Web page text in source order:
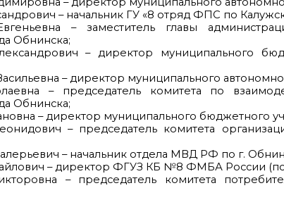
– начальник ГУ «8 отряд ФПС по
– заместитель главы
Обнинска;
– директор муниципального
– директор муниципального
– председатель комитета по
Обнинска;
– директор муниципального бюджетного
– председатель комитета
– начальник отдела МВД РФ по г.
– директор ФГУЗ КБ №8 ФМБА России (по
– председатель комитета